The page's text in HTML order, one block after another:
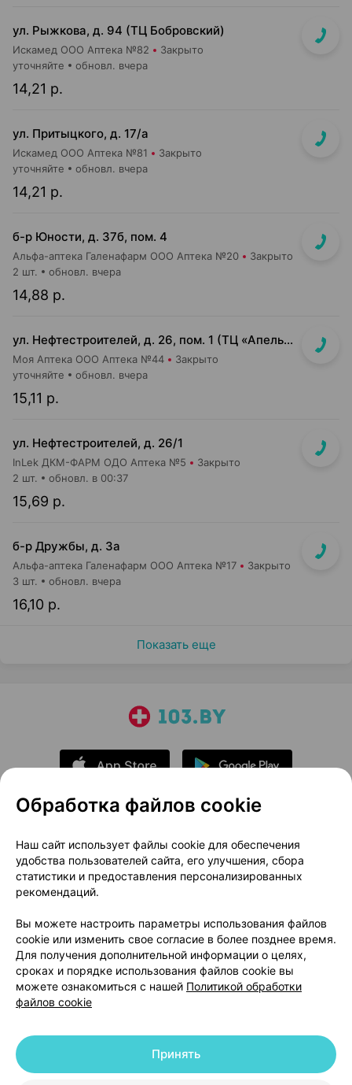
ул. Рыжкова, д. 94 (ТЦ Бобровский)
Искамед ООО Аптека №82 Закрыто
14,21 р.
уточняйте обновл. вчера
ул. Притыцкого, д. 17/а
Искамед ООО Аптека №81 Закрыто
14,21 р.
уточняйте обновл. вчера
б-р Юности, д. 37б, пом. 4
Альфа-аптека Галенафарм ООО Аптека №20 Закрыто
14,88 р.
2 шт. обновл. вчера
ул. Нефтестроителей, д. 26, пом. 1 (ТЦ «Апельсин»)
Моя Аптека ООО Аптека №44 Закрыто
15,11 р.
уточняйте обновл. вчера
ул. Нефтестроителей, д. 26/1
InLek ДКМ-ФАРМ ОДО Аптека №5 Закрыто
15,69 р.
2 шт. обновл. в 00:37
б-р Дружбы, д. 3а
Альфа-аптека Галенафарм ООО Аптека №17 Закрыто
16,10 р.
3 шт. обновл. вчера
Показать еще
О проекте
Новости проекта
Размещение рекламы
Медицинский маркетинг
Публичный договор
Доставка
Способы оплаты
Вакансии
Партнеры
Написать руководителю 103.by
Написать в поддержку
Персональные настройки Cookie
© 2026 ООО «Артокс Лаб», УНП 191700409 | 220012, Республика Беларусь,
Обработка файлов cookie
Наш сайт использует файлы cookie для обеспечения
удобства пользователей сайта, его улучшения, сбора
статистики и предоставления персонализированных
рекомендаций.
Вы можете настроить параметры использования файлов
cookie или изменить свое согласие в более позднее время.
Для получения дополнительной информации о целях,
сроках и порядке использования файлов cookie вы
можете ознакомиться с нашей Политикой обработки
файлов cookie
Принять